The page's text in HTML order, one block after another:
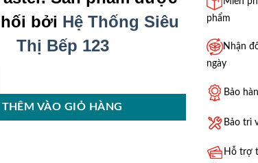
bởi Hệ Thống Siêu
Thị Bếp 123
Diamond số lượng
THÊM VÀO GIỎ HÀNG
phẩm
Nhận
ngày
Bảo
Bảo trì
Hỗ trợ